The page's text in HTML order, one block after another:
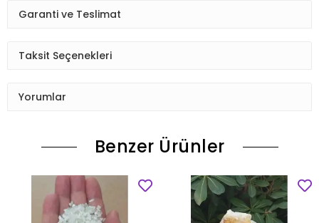
Garanti ve Teslimat
Taksit Seçenekleri
Yorumlar
Benzer Ürünler